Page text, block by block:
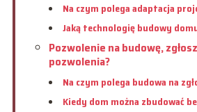
Na czym polega adaptacja
Jaką technologię budowy
Pozwolenie na budowę,
pozwolenia?
Na czym polega budowa na
Kiedy dom można zbudować